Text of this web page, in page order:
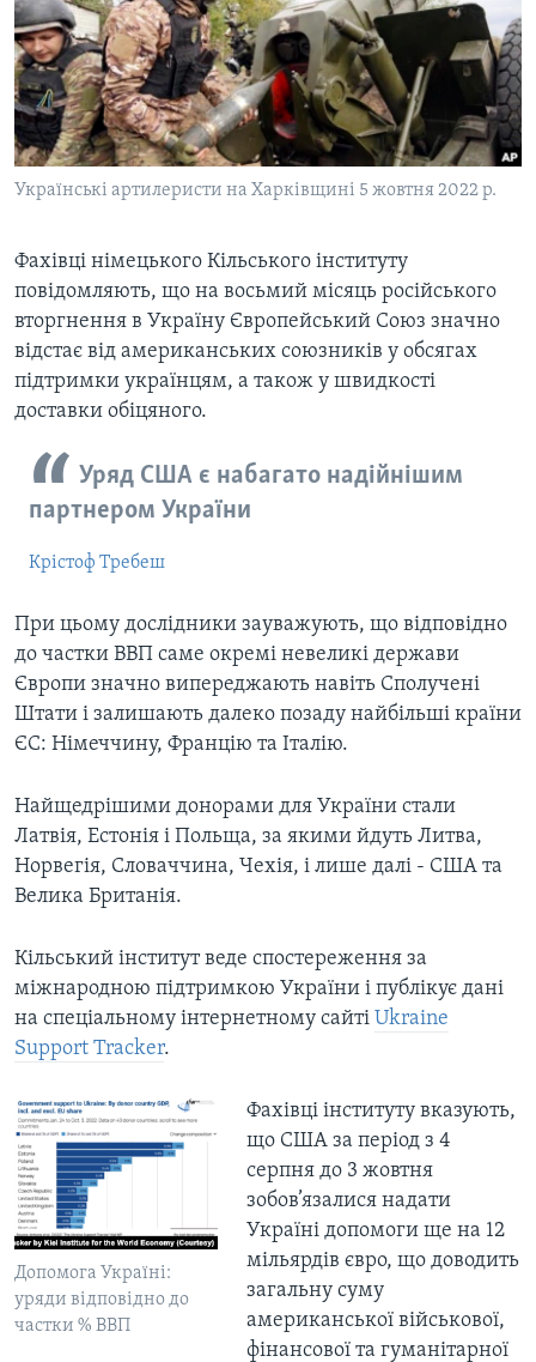
СУСПІЛЬСТВО
ЕКОНОМІКА
ІСТОРІЇ УСПІХУ УКРАЇНЦІВ
ТЕЛЕПРОГРАМИ
ЧАС-TIME
БРИФІНГ ГОЛОСУ АМЕРИКИ
ПРАЙМ-ТАЙМ
ПОГЛЯД З ВАШИНГТОНА
ENGLISH
Learning English
Мови
Українські артилеристи на Харківщині 5 жовтня 2022 р.
Фахівці німецького Кільського інституту
повідомляють, що на восьмий місяць російського
вторгнення в Україну Європейський Союз значно
відстає від американських союзників у обсягах
підтримки українцям, а також у швидкості
доставки обіцяного.
Уряд США є набагато надійнішим
партнером України
Крістоф Требеш
При цьому дослідники зауважують, що відповідно
до частки ВВП саме окремі невеликі держави
Європи значно випереджають навіть Сполучені
Штати і залишають далеко позаду найбільші країни
ЄС: Німеччину, Францію та Італію.
Найщедрішими донорами для України стали
Латвія, Естонія і Польща, за якими йдуть Литва,
Норвегія, Словаччина, Чехія, і лише далі - США та
Велика Британія.
Кільський інститут веде спостереження за
міжнародною підтримкою України і публікує дані
на спеціальному інтернетному сайті Ukraine
Support Tracker.
Допомога Україні:
уряди відповідно до
частки % ВВП
Фахівці інституту вказують,
що США за період з 4
серпня до 3 жовтня
зобов’язалися надати
Україні допомоги ще на 12
мільярдів євро, що доводить
загальну суму
американської військової,
фінансової та гуманітарної